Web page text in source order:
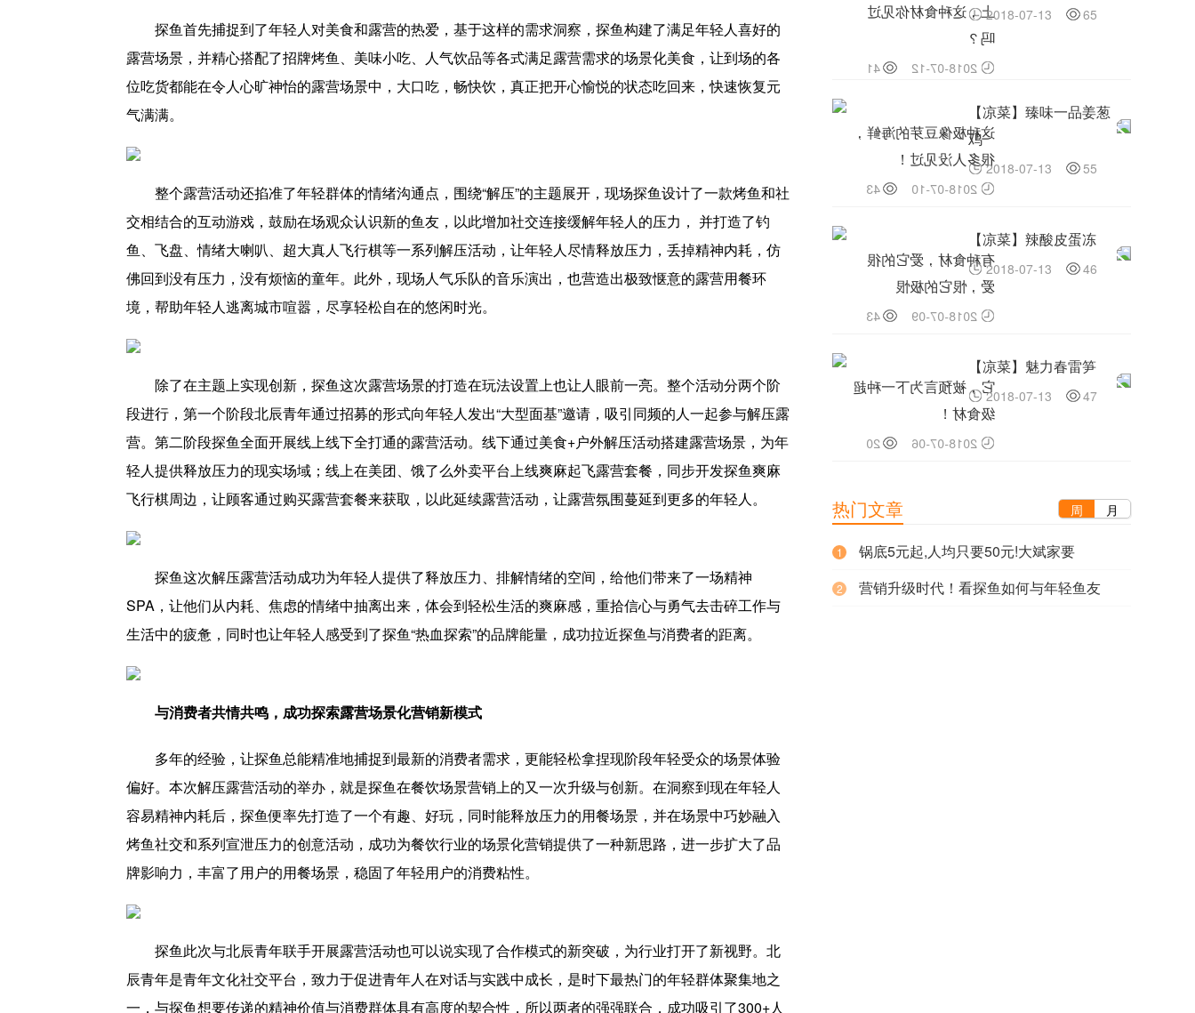
探鱼首先捕捉到了年轻人对美食和露营的热爱，基于这样的需求洞察，探鱼构建了满足年轻人喜好的
露营场景，并精心搭配了招牌烤鱼、美味小吃、人气饮品等各式满足露营需求的场景化美食，让到场的各
位吃货都能在令人心旷神怡的露营场景中，大口吃，畅快饮，真正把开心愉悦的状态吃回来，快速恢复元
气满满。
整个露营活动还掐准了年轻群体的情绪沟通点，围绕“解压”的主题展开，现场探鱼设计了一款烤鱼和社
交相结合的互动游戏，鼓励在场观众认识新的鱼友，以此增加社交连接缓解年轻人的压力， 并打造了钓
鱼、飞盘、情绪大喇叭、超大真人飞行棋等一系列解压活动，让年轻人尽情释放压力，丢掉精神内耗，仿
佛回到没有压力，没有烦恼的童年。此外，现场人气乐队的音乐演出，也营造出极致惬意的露营用餐环
境，帮助年轻人逃离城市喧嚣，尽享轻松自在的悠闲时光。
除了在主题上实现创新，探鱼这次露营场景的打造在玩法设置上也让人眼前一亮。整个活动分两个阶
段进行，第一个阶段北辰青年通过招募的形式向年轻人发出“大型面基”邀请，吸引同频的人一起参与解压露
营。第二阶段探鱼全面开展线上线下全打通的露营活动。线下通过美食+户外解压活动搭建露营场景，为年
轻人提供释放压力的现实场域；线上在美团、饿了么外卖平台上线爽麻起飞露营套餐，同步开发探鱼爽麻
飞行棋周边，让顾客通过购买露营套餐来获取，以此延续露营活动，让露营氛围蔓延到更多的年轻人。
探鱼这次解压露营活动成功为年轻人提供了释放压力、排解情绪的空间，给他们带来了一场精神
SPA，让他们从内耗、焦虑的情绪中抽离出来，体会到轻松生活的爽麻感，重拾信心与勇气去击碎工作与
生活中的疲惫，同时也让年轻人感受到了探鱼“热血探索”的品牌能量，成功拉近探鱼与消费者的距离。
与消费者共情共鸣，成功探索露营场景化营销新模式
多年的经验，让探鱼总能精准地捕捉到最新的消费者需求，更能轻松拿捏现阶段年轻受众的场景体验
偏好。本次解压露营活动的举办，就是探鱼在餐饮场景营销上的又一次升级与创新。在洞察到现在年轻人
容易精神内耗后，探鱼便率先打造了一个有趣、好玩，同时能释放压力的用餐场景，并在场景中巧妙融入
烤鱼社交和系列宣泄压力的创意活动，成功为餐饮行业的场景化营销提供了一种新思路，进一步扩大了品
牌影响力，丰富了用户的用餐场景，稳固了年轻用户的消费粘性。
探鱼此次与北辰青年联手开展露营活动也可以说实现了合作模式的新突破，为行业打开了新视野。北
辰青年是青年文化社交平台，致力于促进青年人在对话与实践中成长，是时下最热门的年轻群体聚集地之
一，与探鱼想要传递的精神价值与消费群体具有高度的契合性，所以两者的强强联合，成功吸引了300+人
2018-07-13 65
【凉菜】臻味一品姜葱
鸡
2018-07-13 55
【凉菜】辣酸皮蛋冻
2018-07-13 46
【凉菜】魅力春雷笋
2018-07-13 47
29
上，这种食材你见过
吗？
2018-07-12
41
这种极像豆芽的海鲜，
很多人没见过！
2018-07-10
43
有种食材，爱它的很
爱，恨它的极恨
2018-07-09
43
它，被预言为下一种超
级食材！
2018-07-06
20
什么是好黄油，你真的
了解？
热门文章 周 月
1 锅底5元起,人均只要50元!大斌家要
2 营销升级时代！看探鱼如何与年轻鱼友